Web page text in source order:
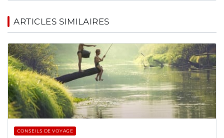
ARTICLES SIMILAIRES
CONSEILS DE VOYAGE